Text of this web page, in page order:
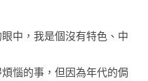
台灣既現代又武俠，揉和
錯生的記憶與國中生迷離
，是都市恐怖病系列中最
中，我是個沒有特色、中
惱的事，但因為年代的侷